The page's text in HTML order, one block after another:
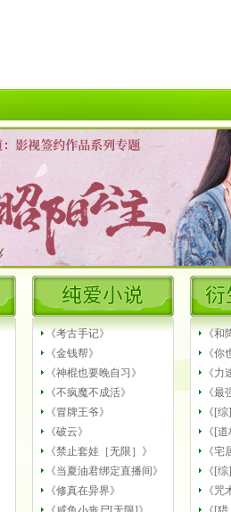
《考古手记》
《金钱帮》
《神棍也要晚自习》
《不疯魔不成活》
《冒牌王爷》
《破云》
《禁止套娃［无限］》
《当夏油君绑定直播间》
《修真在异界》
《
《
《
《
《[
《[
《
《[
《